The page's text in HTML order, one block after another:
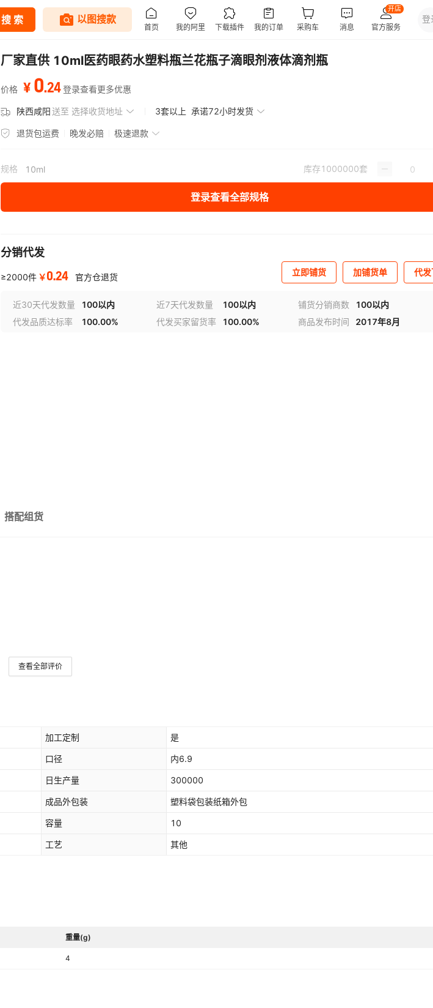
厂家直供 10ml医药眼药水塑料瓶兰花瓶子滴眼剂液体滴剂瓶
价格 ¥ 0.24 登录查看更多优惠
陕西咸阳送至 选择收货地址 3套以上 承诺72小时发货
退货包运费 晚发必赔 极速退款
规格 10ml 库存1000000套
登录查看全部规格
分销代发
≥2000件 ￥0.24 官方仓退货 立即铺货 加铺货单 代
近30天代发数量 100以内 近7天代发数量 100以内 铺货分销商数
100以内
代发品质达标率
100.00% 代发买家留货率 100.00% 商品发布时间 2017年8月
搭配组货
查看全部评价
加工定制 是
口径 内6.9
日生产量 300000
成品外包装 塑料袋包装纸箱外包
容量 10
工艺 其他
重量(g)
4